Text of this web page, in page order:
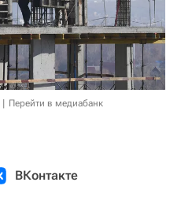
Перейти в медиабанк
ВКонтакте